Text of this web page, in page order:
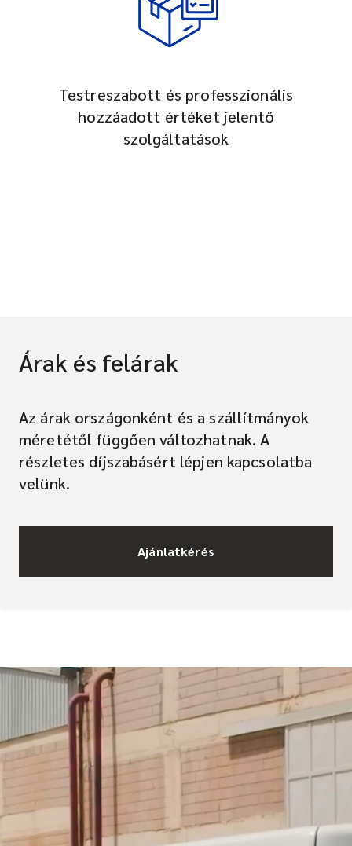
Testreszabott és professzionális
hozzáadott értéket jelentő
szolgáltatások
Árak és felárak
Az árak országonként és a szállítmányok
méretétől függően változhatnak. A
részletes díjszabásért lépjen kapcsolatba
velünk.
Ajánlatkérés